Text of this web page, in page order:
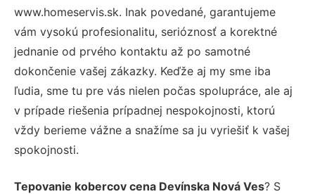
www.homeservis.sk. Inak povedané, garantujeme
vám vysokú profesionalitu, serióznosť a korektné
jednanie od prvého kontaktu až po samotné
dokončenie vašej zákazky. Keďže aj my sme iba
ľudia, sme tu pre vás nielen počas spolupráce, ale aj
v prípade riešenia prípadnej nespokojnosti, ktorú
vždy berieme vážne a snažíme sa ju vyriešiť k vašej
spokojnosti.
Tepovanie kobercov cena Devínska Nová Ves? S